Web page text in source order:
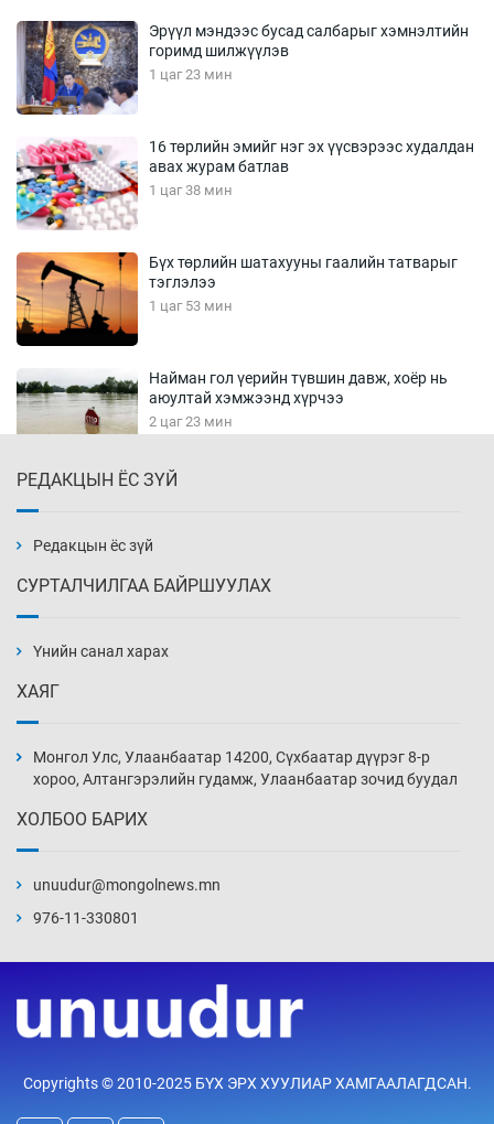
Эрүүл мэндээс бусад салбарыг хэмнэлтийн
горимд шилжүүлэв
1 цаг 23 мин
16 төрлийн эмийг нэг эх үүсвэрээс худалдан
авах журам батлав
1 цаг 38 мин
Бүх төрлийн шатахууны гаалийн татварыг
тэглэлээ
1 цаг 53 мин
Найман гол үерийн түвшин давж, хоёр нь
аюултай хэмжээнд хүрчээ
2 цаг 23 мин
2 цаг 53 мин
3 цаг 23 мин
3 цаг 53 мин
18 цаг 22 мин
19 цаг 53 мин
байгууламжуудыг албадан буулгах
РЕДАКЦЫН ЁС ЗҮЙ
Редакцын ёс зүй
СУРТАЛЧИЛГАА БАЙРШУУЛАХ
Үнийн санал харах
ХАЯГ
Монгол Улс, Улаанбаатар 14200, Сүхбаатар дүүрэг 8-р
хороо, Алтангэрэлийн гудамж, Улаанбаатар зочид буудал
ХОЛБОО БАРИХ
unuudur@mongolnews.mn
976-11-330801
Copyrights © 2010-2025 БҮХ ЭРХ ХУУЛИАР ХАМГААЛАГДСАН.